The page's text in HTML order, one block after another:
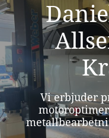
Vi erbjuder